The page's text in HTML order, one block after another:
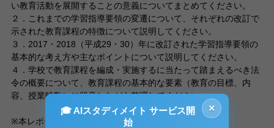
い教育活動を展開することの意義についてまとめてください。
２．これまでの学習指導要領の変遷について、それぞれの改訂で
示された教育課程の特徴について説明してください。
３．2017・2018（平成29・30）年に改訂された学習指導要領の
基本的な考え方や主なポイントについて説明してください。
４．学校で教育課程を編成・実施するに当たって踏まえるべき法
令の概要について、教育課程の基本的な要素（教育の目標、内
容、授業時数）に留意しながら整理してください。
※本レポートでは「１」と「３」を選択しています。
×
🎓 AIスタディメイト サービス開
始